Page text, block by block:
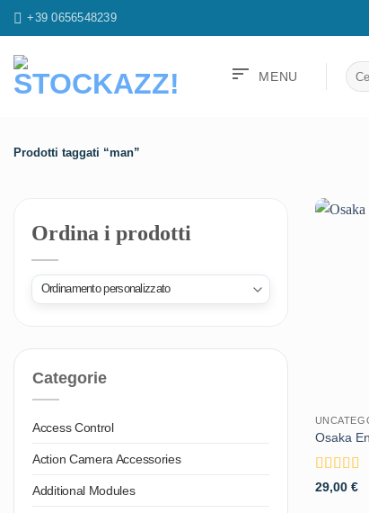
Salta
ai
contenuti
+39 0656548239
sort MENU
Prodotti taggati “man”
Ordina i prodotti
Categorie
Access Control
Action Camera Accessories
Additional Modules
Osaka
Valutato
29,00 €